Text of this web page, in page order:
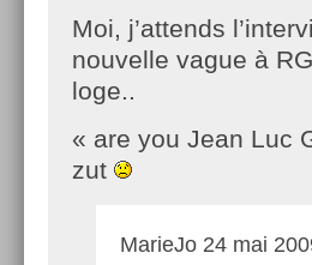
Moi, j’attends
nouvelle vague à
loge..
« are you Jean Luc
zut
MarieJo 24 mai